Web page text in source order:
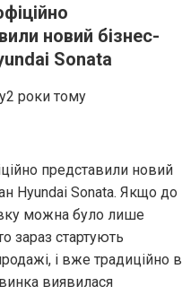
новий бізнес-
Sonata
2 роки тому
представили новий
Hyundai Sonata. Якщо до
можна було лише
зараз стартують
і вже традиційно в
виявилася